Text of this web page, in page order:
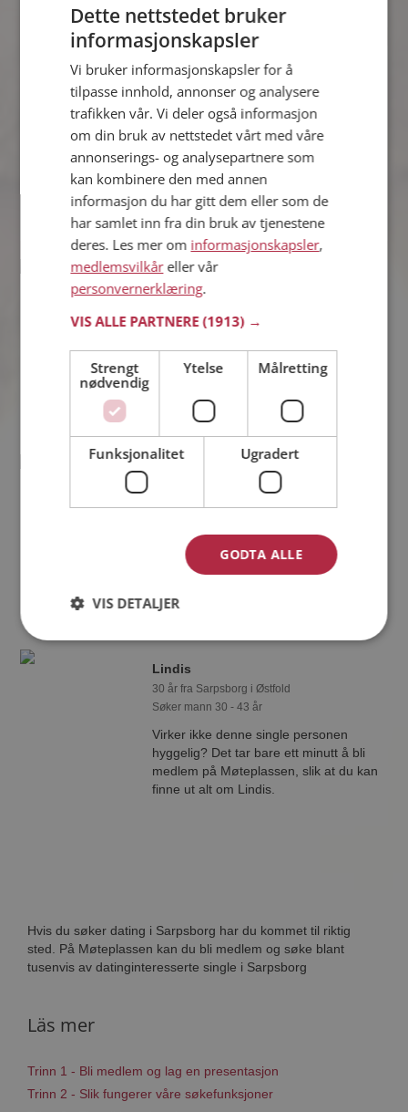
Isabella Madelen
31 år fra Sarpsborg i Østfold
Søker mann 28 - 41 år
Hvis du er medlem kan du matche din
personlighet mot Isabella Madelen
eller noen av de andre single. Kanskje
passer dere sammen som hånd i
hanske?
Stine
40 år fra Sarpsborg i Østfold
Søker mann 27 - 45 år
hyggelig? Det tar bare ett minutt å bli
medlem på Møteplassen, slik at du kan
finne ut alt om Stine.
27 år fra Sarpsborg i Østfold
Søker mann eller kvinne 25 - 33 år
Tror du Cassandra har et fotoalbum på
Møteplassen? Bli medlem og se selv.
Det finnes tusener av fotoalbum med
Lindis
30 år fra Sarpsborg i Østfold
Søker mann 30 - 43 år
Virker ikke denne single personen
hyggelig? Det tar bare ett minutt å bli
medlem på Møteplassen, slik at du kan
finne ut alt om Lindis.
Hvis du søker dating i Sarpsborg har du kommet til riktig
sted. På Møteplassen kan du bli medlem og søke blant
tusenvis av datinginteresserte single i Sarpsborg
Läs mer
Trinn 1 - Bli medlem og lag en presentasjon
Trinn 2 - Slik fungerer våre søkefunksjoner
Dette nettstedet bruker
informasjonskapsler
Vi bruker informasjonskapsler for å
tilpasse innhold, annonser og analysere
trafikken vår. Vi deler også informasjon
om din bruk av nettstedet vårt med våre
annonserings- og analysepartnere som
kan kombinere den med annen
informasjon du har gitt dem eller som de
har samlet inn fra din bruk av tjenestene
deres. Les mer om informasjonskapsler,
medlemsvilkåreller vår
personvernerklæring.
VIS ALLE PARTNERE(1913) →
Strengt
nødvendig
Ytelse Målretting
Funksjonalitet Ugradert
GODTA ALLE
VIS DETALJER